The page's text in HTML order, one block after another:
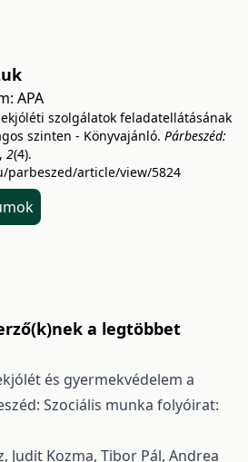
APA
szolgálatok feladatellátásának
szinten - Könyvajánló. Párbeszéd:
, 2(4).
article/view/5824
a legtöbbet
és gyermekvédelem a
Szociális munka folyóirat:
Judit Kozma, Tibor Pál, Andrea